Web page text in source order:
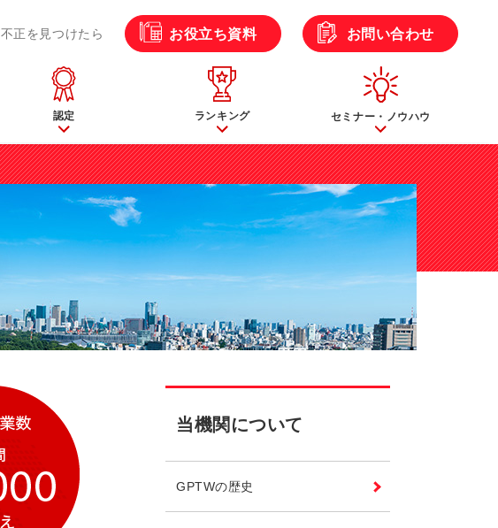
認定 ランキング セミナー・ノウハウ
不正を見つけたら お役立ち資料 お問い合わせ
当機関について
GPTWの歴史